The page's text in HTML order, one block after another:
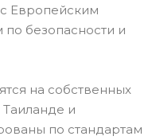
Европейским
безопасности и
на собственных
и
по стандартам